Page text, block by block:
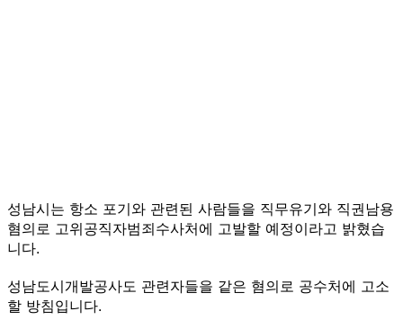
성남시는 항소 포기와 관련된 사람들을 직무유기와 직권남용
혐의로 고위공직자범죄수사처에 고발할 예정이라고 밝혔습
니다.
성남도시개발공사도 관련자들을 같은 혐의로 공수처에 고소
할 방침입니다.